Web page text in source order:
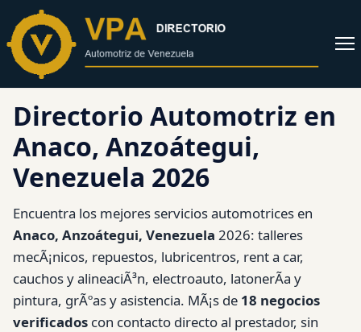
contenido
Abrir
Directorio Automotriz en
Anaco, Anzoátegui,
Venezuela 2026
Encuentra los mejores servicios automotrices en
Anaco, Anzoátegui, Venezuela 2026: talleres
mecÃ¡nicos, repuestos, lubricentros, rent a car,
cauchos y alineaciÃ³n, electroauto, latonerÃ­a y
pintura, grÃºas y asistencia. MÃ¡s de 18 negocios
verificados con contacto directo al prestador, sin